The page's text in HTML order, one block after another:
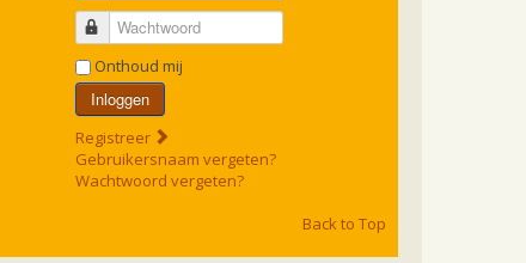
Wachtwoord
Onthoud mij
Inloggen
Registreer
Gebruikersnaam vergeten?
Wachtwoord vergeten?
Back to Top